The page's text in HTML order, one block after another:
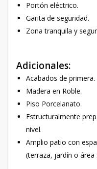
Portón eléctrico.
Garita de seguridad.
Zona tranquila y
Adicionales:
Acabados de primera.
Madera en Roble.
Piso Porcelanato.
Estructuralmente
nivel.
Amplio patio con
(terraza, jardín o área